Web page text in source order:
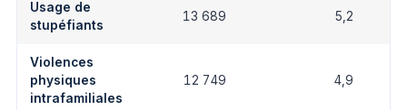
Usage de
stupéfiants
13 689 5,2
Violences
physiques
intrafamiliales
12 749 4,9